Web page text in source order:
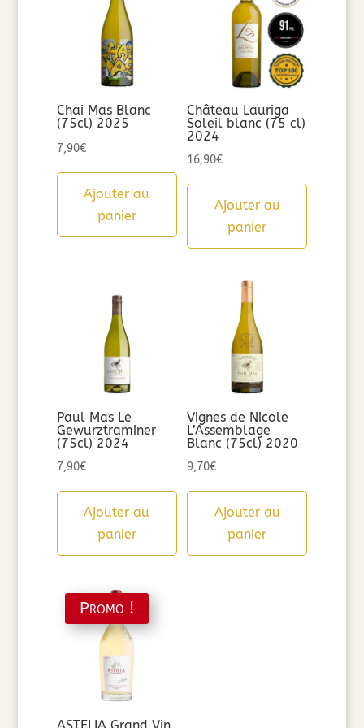
Chai Mas Blanc
(75cl) 2025
7,90€
Ajouter au
panier
Château Lauriga
Soleil blanc (75 cl)
2024
16,90€
Ajouter au
panier
Paul Mas Le
Gewurztraminer
(75cl) 2024
7,90€
Ajouter au
panier
Vignes de Nicole
L’Assemblage
Blanc (75cl) 2020
9,70€
Ajouter au
panier
Promo !